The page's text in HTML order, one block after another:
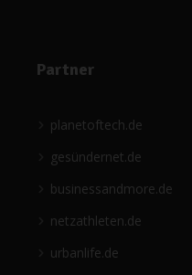
Partner
planetoftech.de
gesündernet.de
businessandmore.de
netzathleten.de
urbanlife.de